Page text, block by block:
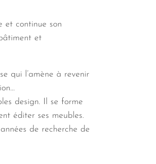
et continue son
et
qui l’amène à revenir
design. Il se forme
éditer ses meubles.
de recherche de